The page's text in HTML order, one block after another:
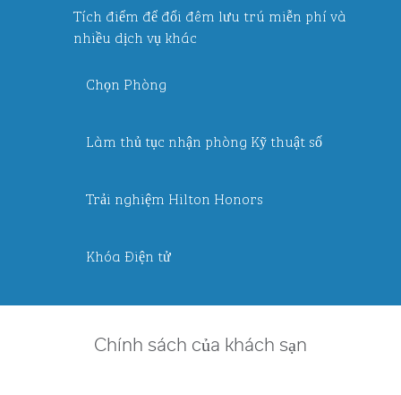
Tích điểm để đổi đêm lưu trú miễn phí và
nhiều dịch vụ khác
Chọn Phòng
Làm thủ tục nhận phòng Kỹ thuật số
Trải nghiệm Hilton Honors
Khóa Điện tử
Chính sách của khách sạn